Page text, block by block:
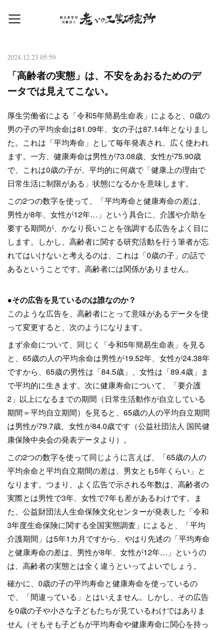
2024.12.23 05:59
「高齢者の実態」は、不安をあおるためのデ
ータでは見えてこない。
厚生労働省による「令和5年簡易生命表」によると、0歳の
男の子の平均余命は81.09年、女の子は87.14年となりまし
た。これは「平均寿命」として毎年発表され、広く使われ
ます。一方、健康寿命は男性が73.08歳、女性が75.90歳
で、これは0歳の子が、平均的に何歳で「健康上の理由で
日常生活に制限がある」状態になるかを意味します。
この2つの数字を使って、「平均寿命と健康寿命の差は、
男性が8年、女性が12年…」という具合に、介護や介助を
要する期間が、かなり長いことを強調する広告をよく目に
します。しかし、高齢者に関する研究活動を行う筆者が忘
れてはいけないと考えるのは、これは「0歳の子」の話で
あるということです。高齢者には関係がありません。
●その広告を見ているのは誰なのか？
このような広告を、高齢者にとって意味があるデータを使
って変更すると、次のようになります。
まず余命について、同じく「令和5年簡易生命表」を見る
と、65歳の人の平均余命は男性が19.52年、女性が24.38年
ですから、65歳の男性は「84.5歳」、女性は「89.4歳」ま
で平均的に生きます。次に健康寿命について、「要介護
2」以上になるまでの期間（日常生活動作が自立している
期間＝平均自立期間）を見ると、65歳の人の平均自立期間
は男性が79.7歳、女性が84.0歳です（公益社団法人 国民健
康保険中央会の発表データより）。
この2つの数字を使って同じように言えば、「65歳の人の
平均余命と平均自立期間の差は、男女とも5年くらい」と
なります。つまり、よく広告で示される年数は、高齢者の
実際とは男性で3年、女性で7年も差があるわけです。ま
た、公益財団法人生命保険文化センターが発表した「令和
3年度生命保険に関する全国実態調査」によると、「平均
介護期間」は5年1カ月ですから、やはり先述の「平均寿命
と健康寿命の差は、男性が8年、女性が12年…」というの
は、高齢者の実態とは全く違うといってよいでしょう。
確かに、0歳の子の平均寿命と健康寿命を使っているの
で、「間違っている」とはいえません。しかし、その広告
を0歳の子や小さな子どもたちが見ているわけではありま
せん（そもそも子どもが平均寿命や健康寿命に関心を持っ